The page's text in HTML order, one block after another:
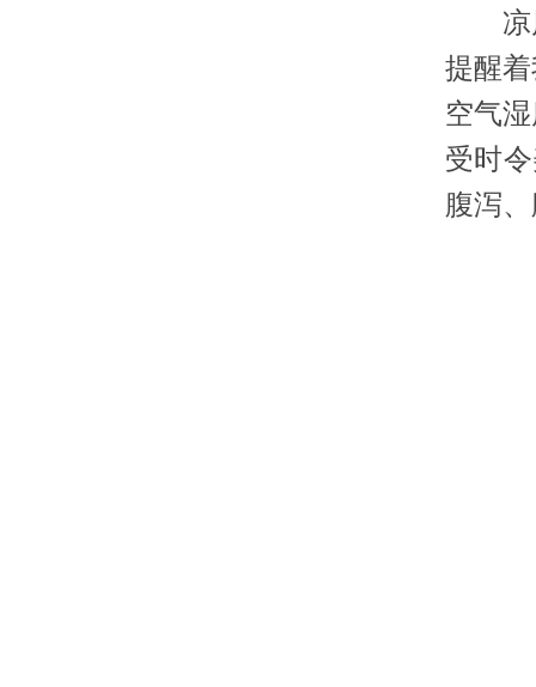
凉风
提醒
空气
受时
腹泻